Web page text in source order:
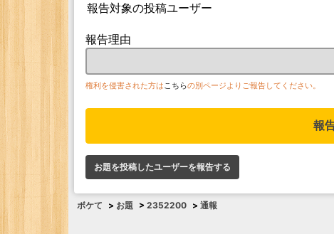
報告対象の投稿ユーザー
報告理由
権利を侵害された方はこちらの別ページよりご報告してください。
報
お題を投稿したユーザーを報告する
ボケて > お題 > 2352200 > 通報